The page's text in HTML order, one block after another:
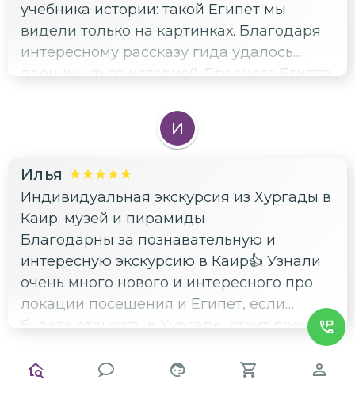
учебника истории: такой Египет мы
видели только на картинках. Благодаря
интересному рассказу гида удалось
проникнуться историей Древнего Египта
увлекательную экскурсию 🙏
И
Илья
Индивидуальная экскурсия из Хургады в
Каир: музей и пирамиды
Благодарны за познавательную и
интересную экскурсию в Каир👍 Узнали
очень много нового и интересного про
локации посещения и Египет, если
будете отдыхать в Хургаде, стоит поехать
Е